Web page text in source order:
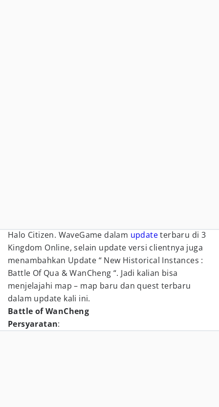
Halo Citizen. WaveGame dalam updateterbaru di 3
Kingdom Online, selain update versi clientnya juga
menambahkan Update “ New Historical Instances :
Battle Of Qua & WanCheng “. Jadi kalian bisa
menjelajahi map – map baru dan quest terbaru
dalam update kali ini.
Battle of WanCheng
Persyaratan: